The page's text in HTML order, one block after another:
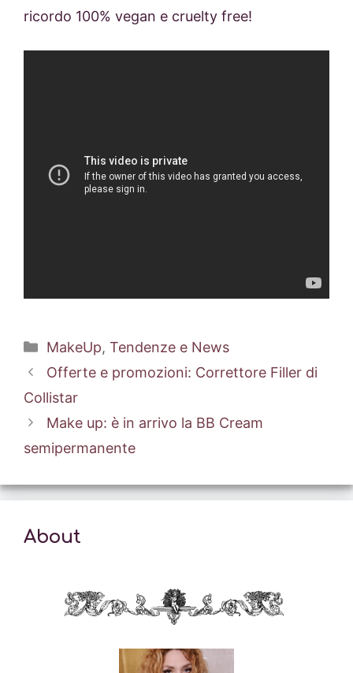
ricordo 100% vegan e cruelty free!
Categorie
MakeUp, Tendenze e News
Offerte e promozioni: Correttore Filler di
Collistar
Make up: è in arrivo la BB Cream
semipermanente
About